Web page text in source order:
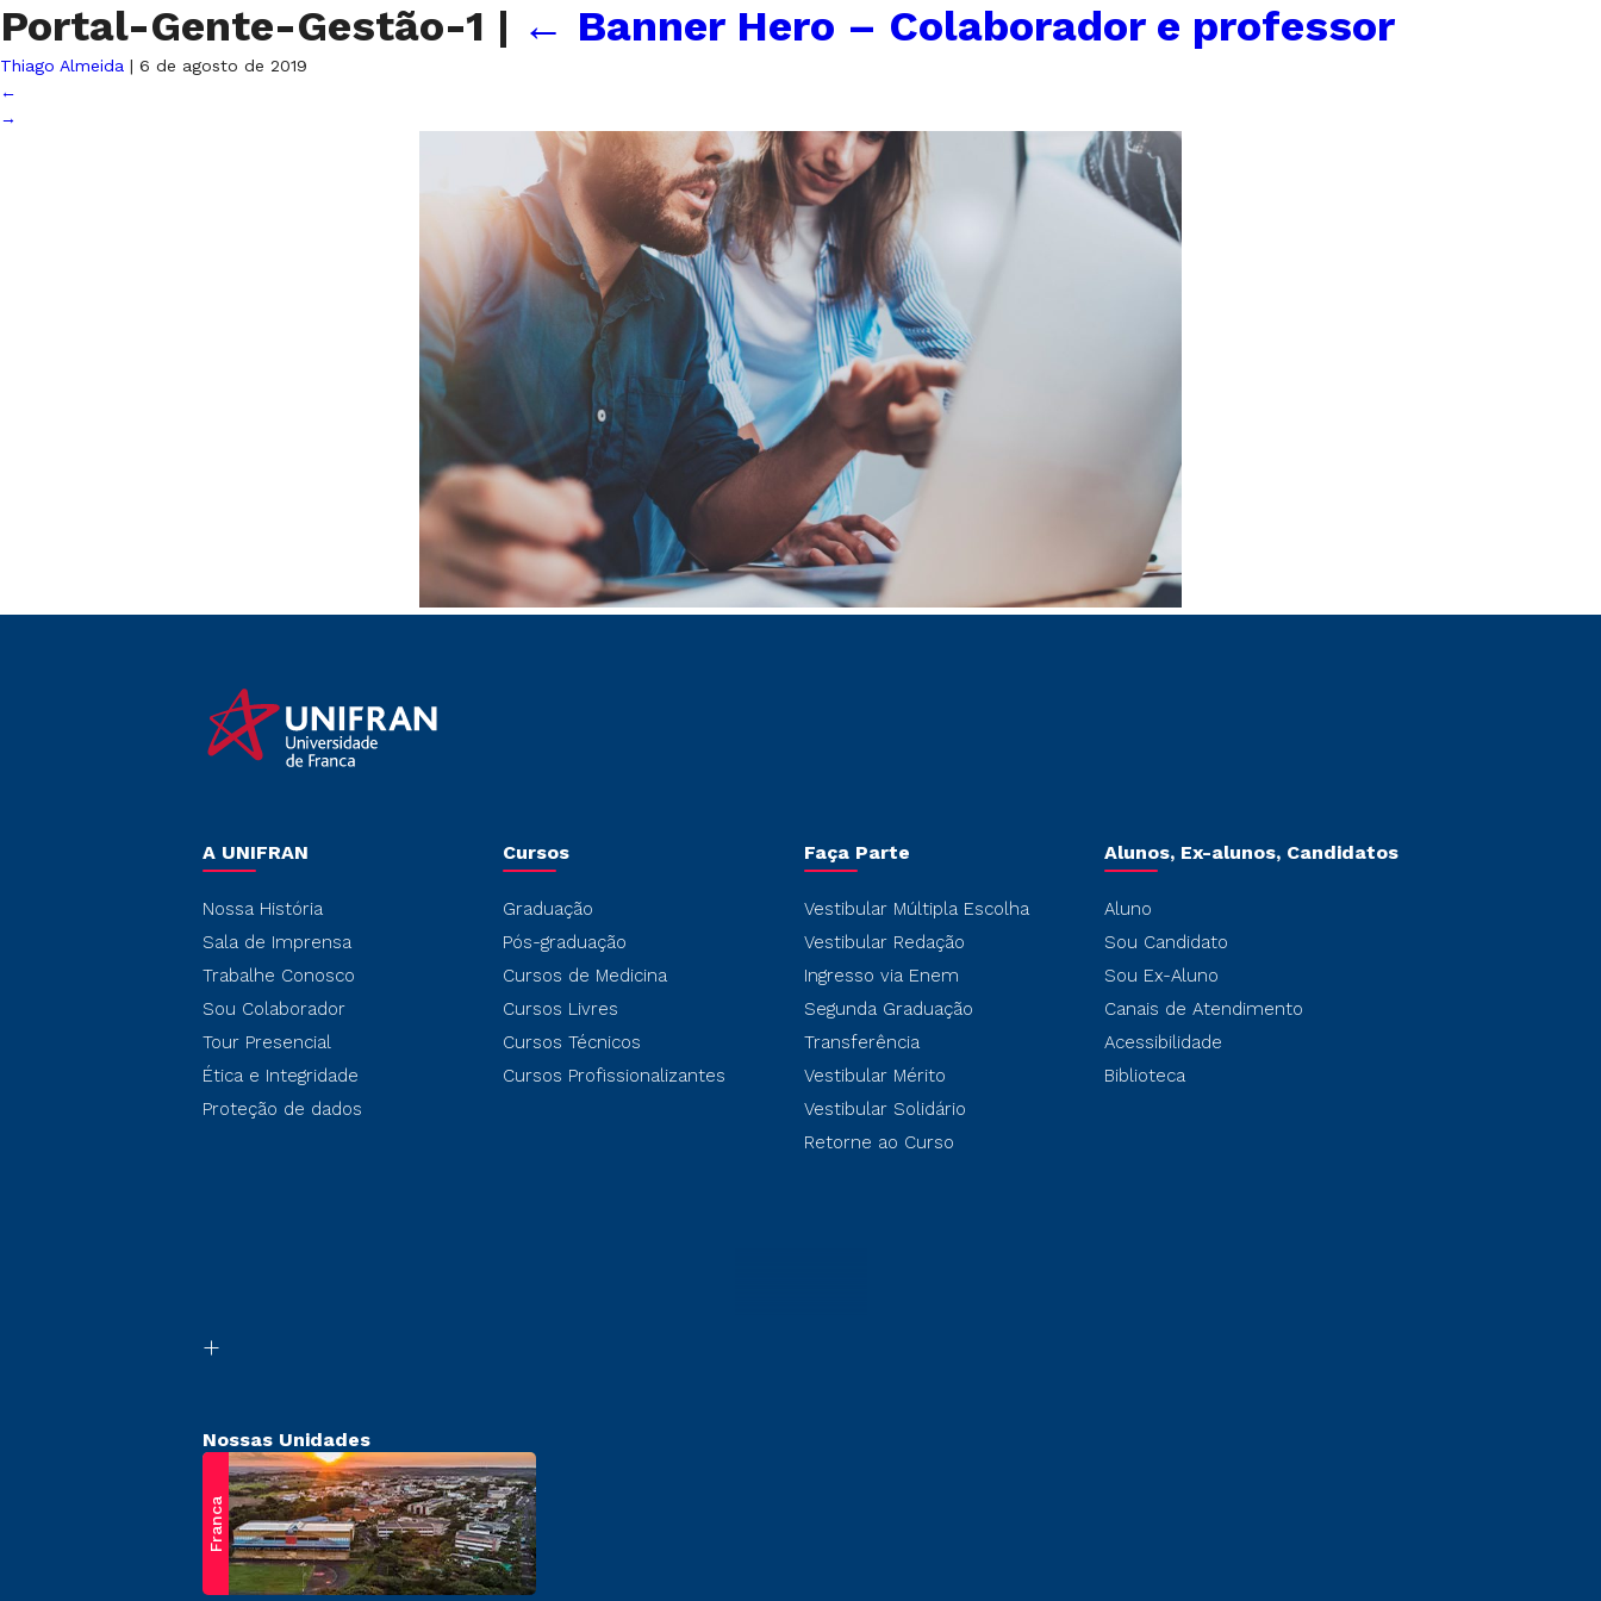
Portal-Gente-Gestão-1 | ← Banner Hero – Colaborador e professor
Thiago Almeida | 6 de agosto de 2019
←
→
A UNIFRAN
Nossa História
Sala de Imprensa
Trabalhe Conosco
Sou Colaborador
Tour Presencial
Ética e Integridade
Proteção de dados
Cursos
Graduação
Pós-graduação
Cursos de Medicina
Cursos Livres
Cursos Técnicos
Cursos Profissionalizantes
Faça Parte
Vestibular Múltipla Escolha
Vestibular Redação
Ingresso via Enem
Segunda Graduação
Transferência
Vestibular Mérito
Vestibular Solidário
Retorne ao Curso
Alunos, Ex-alunos, Candidatos
Aluno
Sou Candidato
Sou Ex-Aluno
Canais de Atendimento
Acessibilidade
Biblioteca
Nossas Unidades
Franca